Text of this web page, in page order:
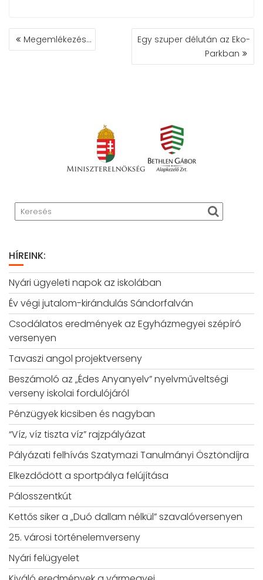
BEJEGYZÉS
NAVIGÁCIÓ
Megemlékezés…
Egy szuper délután az Eko-
Parkban
HÍREINK:
Nyári ügyeleti napok az iskolában
Év végi jutalom-kirándulás Sándorfalván
Csodálatos eredmények az Egyházmegyei szépíró
versenyen
Tavaszi angol projektverseny
Beszámoló az „Édes Anyanyelv” nyelvműveltségi
verseny iskolai fordulójáról
Pénzügyek kicsiben és nagyban
“Víz, víz tiszta víz” rajzpályázat
Pályázati felhívás Szatymazi Tanulmányi Ösztöndíjra
Elkezdődött a sportpálya felújítása
Pálosszentkút
Kettős siker a „Duó dallam nélkül” szavalóversenyen
25. városi történelemverseny
Nyári felügyelet